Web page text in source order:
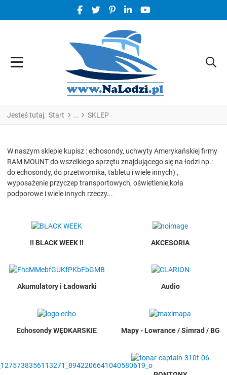
FACEBOOK SOCIAL LINK
TWITTER SOCIAL LINK
PINTEREST SOCIAL LINK
LINKEDIN SOCIAL LINK
YOUTUBE SOCIAL LINK
Jesteś tutaj: Start SKLEP
W naszym sklepie kupisz : echosondy, uchwyty Amerykańskiej firmy
RAM MOUNT do wszelkiego sprzętu znajdującego się na łodzi np.:
do echosondy, do przetwornika, tabletu i wiele innych) ,
wyposażenie przyczep transportowych, oświetlenie,koła
podporowe i wiele innych rzeczy...
!! BLACK WEEK !! AKCESORIA
Akumulatory i Ładowarki Audio
Echosondy WĘDKARSKIE Mapy - Lowrance / Simrad / BG